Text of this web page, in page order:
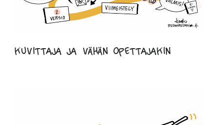
kuvittaja ja vähän opettajakin